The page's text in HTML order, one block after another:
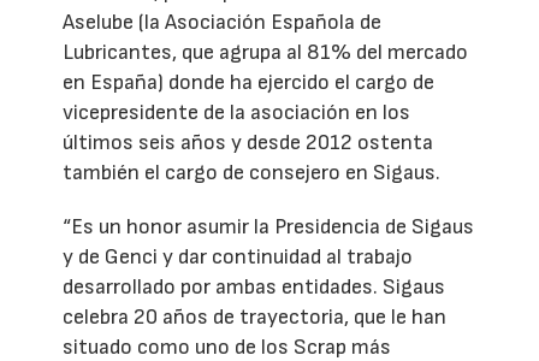
Aselube (la Asociación Española de
Lubricantes, que agrupa al 81% del mercado
en España) donde ha ejercido el cargo de
vicepresidente de la asociación en los
últimos seis años y desde 2012 ostenta
también el cargo de consejero en Sigaus.
“Es un honor asumir la Presidencia de Sigaus
y de Genci y dar continuidad al trabajo
desarrollado por ambas entidades. Sigaus
celebra 20 años de trayectoria, que le han
situado como uno de los Scrap más